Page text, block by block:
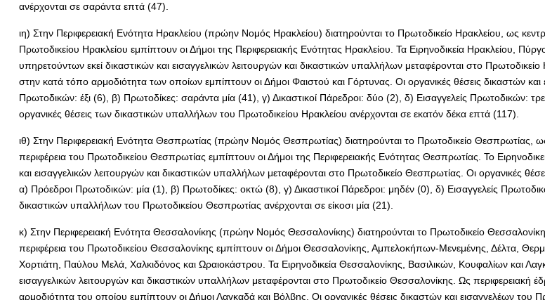
ανέρχονται σε σαράντα επτά (47).
ιη) Στην Περιφερειακή Ενότητα Ηρακλείου (πρώην Νομός Ηρακλείου) διατηρούνται το Πρωτοδικείο Ηρακλείου, ως
Πρωτοδικείου Ηρακλείου εμπίπτουν οι Δήμοι της Περιφερειακής Ενότητας Ηρακλείου. Τα Ειρηνοδικεία Ηρακλείου,
υπηρετούντων εκεί δικαστικών και εισαγγελικών λειτουργών και δικαστικών υπαλλήλων μεταφέρονται στο
στην κατά τόπο αρμοδιότητα των οποίων εμπίπτουν οι Δήμοι Φαιστού και Γόρτυνας. Οι οργανικές θέσεις δικαστών
Πρωτοδικών: έξι (6), β) Πρωτοδίκες: σαράντα μία (41), γ) Δικαστικοί Πάρεδροι: δύο (2), δ) Εισαγγελείς Πρωτοδικών:
οργανικές θέσεις των δικαστικών υπαλλήλων του Πρωτοδικείου Ηρακλείου ανέρχονται σε εκατόν δέκα επτά (117).
ιθ) Στην Περιφερειακή Ενότητα Θεσπρωτίας (πρώην Νομός Θεσπρωτίας) διατηρούνται το Πρωτοδικείο Θεσπρωτίας,
περιφέρεια του Πρωτοδικείου Θεσπρωτίας εμπίπτουν οι Δήμοι της Περιφερειακής Ενότητας Θεσπρωτίας. Το
και εισαγγελικών λειτουργών και δικαστικών υπαλλήλων μεταφέρονται στο Πρωτοδικείο Θεσπρωτίας. Οι οργανικές
α) Πρόεδροι Πρωτοδικών: μία (1), β) Πρωτοδίκες: οκτώ (8), γ) Δικαστικοί Πάρεδροι: μηδέν (0), δ) Εισαγγελείς
δικαστικών υπαλλήλων του Πρωτοδικείου Θεσπρωτίας ανέρχονται σε είκοσι μία (21).
κ) Στην Περιφερειακή Ενότητα Θεσσαλονίκης (πρώην Νομός Θεσσαλονίκης) διατηρούνται το Πρωτοδικείο
περιφέρεια του Πρωτοδικείου Θεσσαλονίκης εμπίπτουν οι Δήμοι Θεσσαλονίκης, Αμπελοκήπων-Μενεμένης, Δέλτα,
Χορτιάτη, Παύλου Μελά, Χαλκιδόνος και Ωραιοκάστρου. Τα Ειρηνοδικεία Θεσσαλονίκης, Βασιλικών, Κουφαλίων και
εισαγγελικών λειτουργών και δικαστικών υπαλλήλων μεταφέρονται στο Πρωτοδικείο Θεσσαλονίκης. Ως περιφερειακή
αρμοδιότητα του οποίου εμπίπτουν οι Δήμοι Λαγκαδά και Βόλβης. Οι οργανικές θέσεις δικαστών και εισαγγελέων